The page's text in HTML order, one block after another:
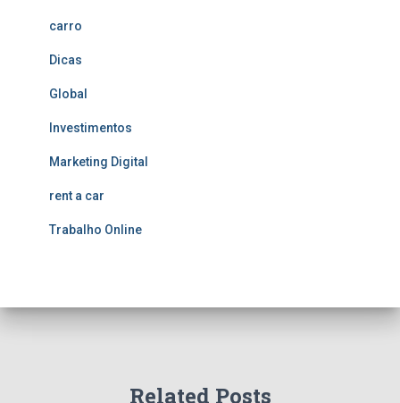
carro
Dicas
Global
Investimentos
Marketing Digital
rent a car
Trabalho Online
Related Posts